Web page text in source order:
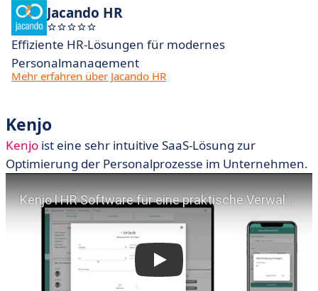
Jacando HR
Effiziente HR-Lösungen für modernes
Personalmanagement
Mehr erfahren über Jacando HR
Kenjo
Kenjo ist eine sehr intuitive SaaS-Lösung zur
Optimierung der Personalprozesse im Unternehmen.